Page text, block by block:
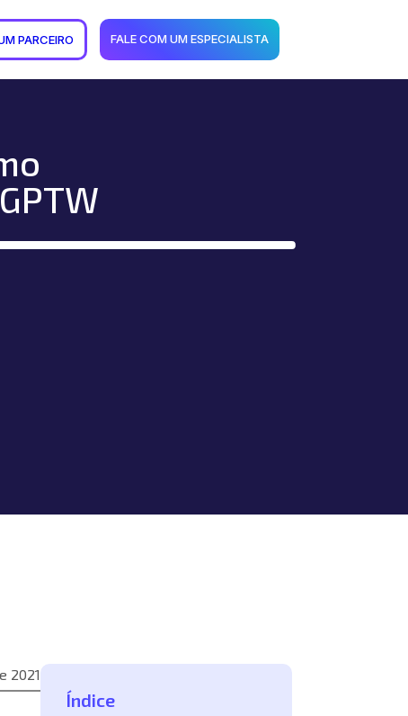
PARCEIRO FALE COM UM ESPECIALISTA
2021
Índice